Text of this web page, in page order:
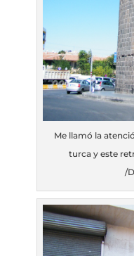
Me llamó la
turca y este
/